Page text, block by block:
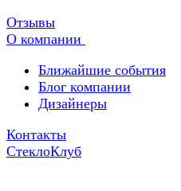
Отзывы
О компании
Ближайшие события
Блог компании
Дизайнеры
Контакты
СтеклоКлуб